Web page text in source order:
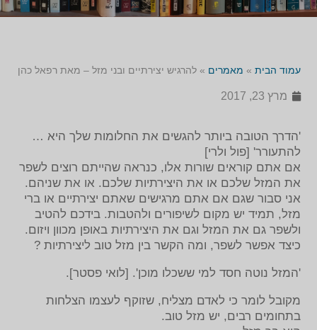
עמוד הבית » מאמרים »להרגיש יצירתיים ובני מזל – מאת רפאל כהן
מרץ 23, 2017
'הדרך הטובה ביותר להגשים את החלומות שלך היא …
להתעורר' [פול ולרי]
אם אתם קוראים שורות אלו, כנראה שהייתם רוצים לשפר
את המזל שלכם או את היצירתיות שלכם. או את שניהם.
אני סבור שגם אם אתם מרגישים שאתם יצירתיים או ברי
מזל, תמיד יש מקום לשיפורים ולהטבות. בידכם להטיב
ולשפר גם את המזל וגם את היצירתיות באופן מכוון ויזום.
כיצד אפשר לשפר, ומה הקשר בין מזל טוב ליצירתיות ?
'המזל נוטה חסד למי ששכלו מוכן'. [לואי פסטר].
מקובל לומר כי לאדם מצליח, שזוקף לעצמו הצלחות
בתחומים רבים, יש מזל טוב.